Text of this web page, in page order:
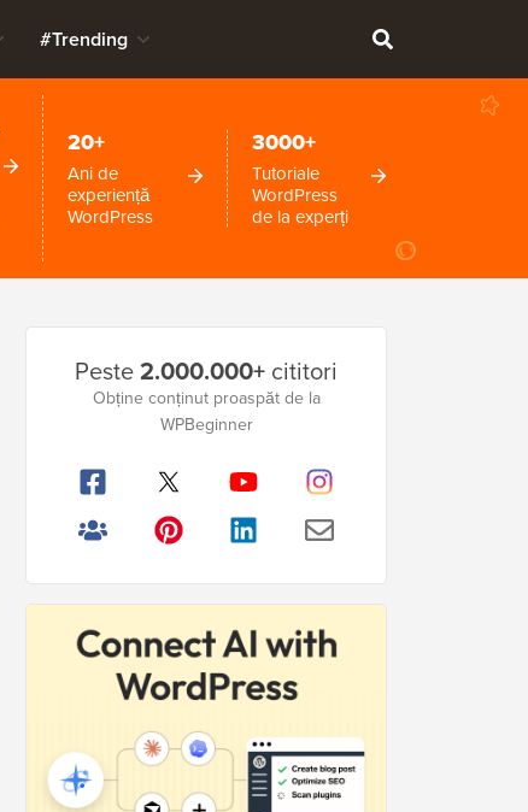
#Trending
20+
Ani de
experiență
WordPress
3000+
Tutoriale
WordPress
de la experți
laterală
Peste2.000.000+ cititori
Obține conținut proaspăt de la
WPBeginner